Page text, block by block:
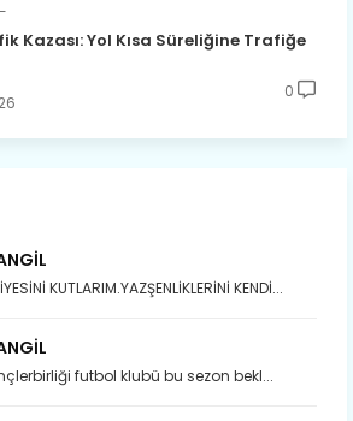
Kazası: Yol Kısa Süreliğine Trafiğe
0
KUTLARIM.YAZŞENLİKLERİNİ KENDİ...
futbol klubü bu sezon bekl...